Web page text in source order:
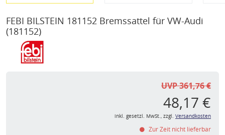
FEBI BILSTEIN 181152 Bremssattel für VW-Audi
(181152)
UVP 361,76 €
48,17 €
inkl. gesetzl. MwSt., zzgl. Versandkosten
Zur Zeit nicht lieferbar